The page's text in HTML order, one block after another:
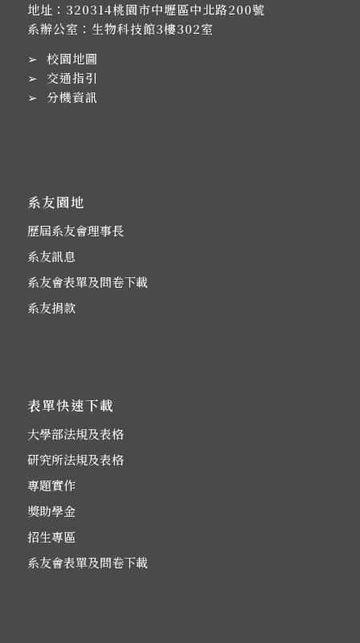
地址： 320314桃園市中壢區中北路200號
系辦公室：生物科技館3樓302室
➢ 校園地圖
➢ 交通指引
➢ 分機資訊
系友園地
歷屆系友會理事長
系友訊息
系友會表單及問卷下載
系友捐款
表單快速下載
大學部法規及表格
研究所法規及表格
專題實作
獎助學金
招生專區
系友會表單及問卷下載